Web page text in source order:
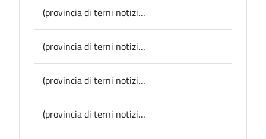
(provincia di terni notizie) Provincia, acquistate due decespugliatrici idrauliche per le manutenzioni stradali
(provincia di terni notizie) Giovani in Gioco-Game Chef: Orvieto vince al fotofinish la sfida con Terni, grande successo per la due giorni organizzata dalla Provincia; ieri la serata finale con la cena al Casagrande-Cesi
(provincia di terni notizie) Motori, torna domenica la Cesi scalo-Cesi per auto storiche: sarà il prologo di “Supercarslot” organizzata da “Autodepocaeventi”
(provincia di terni notizie) “Giovani in Gioco–Game Chef”, grande successo per la prima giornata a Orvieto; oggi la sfida conclusiva a Terni con le gare sportive e la cena al Casagrande-Cesi